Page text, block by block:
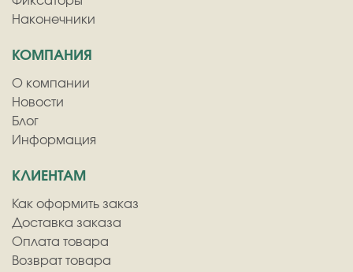
Наконечники
КОМПАНИЯ
О компании
Новости
Блог
Информация
КЛИЕНТАМ
Как оформить заказ
Доставка заказа
Оплата товара
Возврат товара